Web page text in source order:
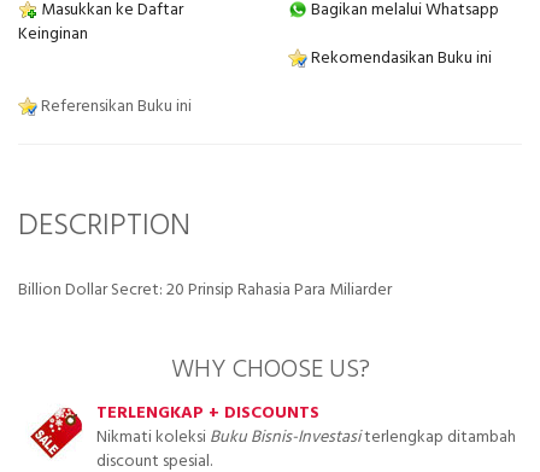
Masukkan ke Daftar
Keinginan
Bagikan melalui Whatsapp
Rekomendasikan Buku ini
Referensikan Buku ini
DESCRIPTION
Billion Dollar Secret: 20 Prinsip Rahasia Para Miliarder
WHY CHOOSE US?
TERLENGKAP + DISCOUNTS
Nikmati koleksiBuku Bisnis-Investasiterlengkap ditambah
discount spesial.